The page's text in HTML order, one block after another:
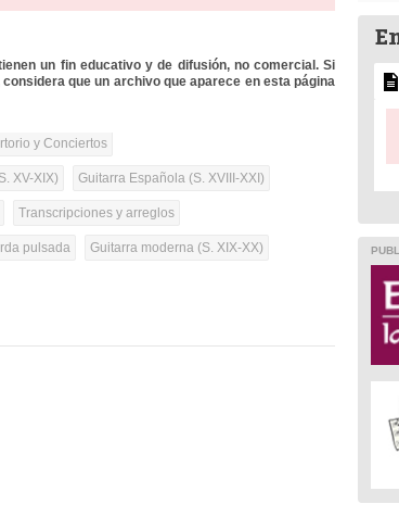
un fin educativo y de difusión, no comercial. Si
que un archivo que aparece en esta página
y Conciertos
XV-XIX) Guitarra Española (S. XVIII-XXI)
Transcripciones y arreglos
pulsada Guitarra moderna (S. XIX-XX)